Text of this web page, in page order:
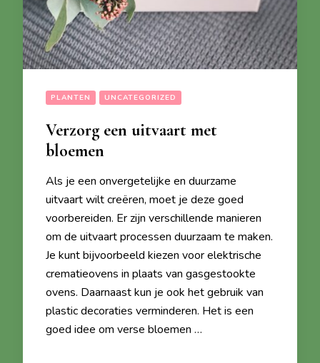
PLANTEN UNCATEGORIZED
Verzorg een uitvaart met
bloemen
Als je een onvergetelijke en duurzame
uitvaart wilt creëren, moet je deze goed
voorbereiden. Er zijn verschillende manieren
om de uitvaart processen duurzaam te maken.
Je kunt bijvoorbeeld kiezen voor elektrische
crematieovens in plaats van gasgestookte
ovens. Daarnaast kun je ook het gebruik van
plastic decoraties verminderen. Het is een
goed idee om verse bloemen …